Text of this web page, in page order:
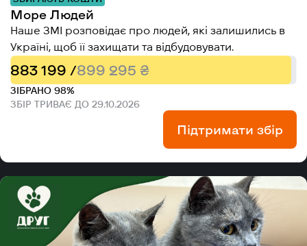
Море Людей
Наше ЗМІ розповідає про людей, які залишились в
Україні, щоб її захищати та відбудовувати.
883 199 /899 295 ₴
ЗІБРАНО 98%
ЗБІР ТРИВАЄ ДО 29.10.2026
Підтримати збір